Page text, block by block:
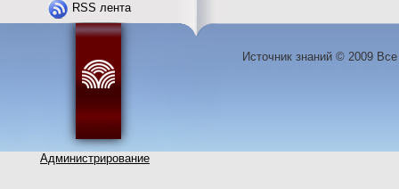
RSS лента
Администрирование
Источник знаний © 2009